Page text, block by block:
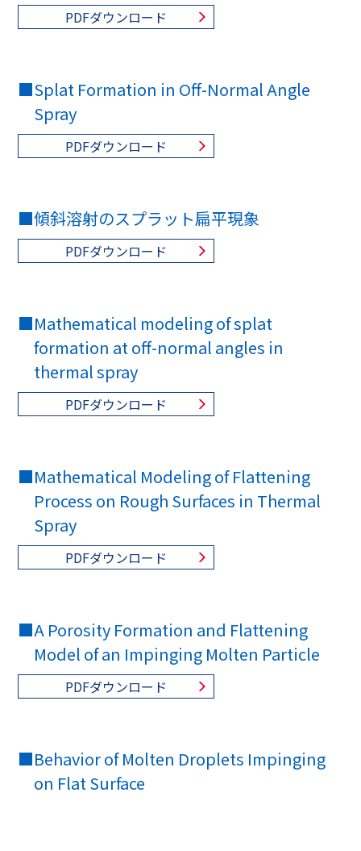
PDFダウンロード
■Splat Formation in Off-Normal Angle
Spray
PDFダウンロード
■傾斜溶射のスプラット扁平現象
PDFダウンロード
■Mathematical modeling of splat
formation at off-normal angles in
thermal spray
PDFダウンロード
■Mathematical Modeling of Flattening
Process on Rough Surfaces in Thermal
Spray
PDFダウンロード
■A Porosity Formation and Flattening
Model of an Impinging Molten Particle
PDFダウンロード
■Behavior of Molten Droplets Impinging
on Flat Surface